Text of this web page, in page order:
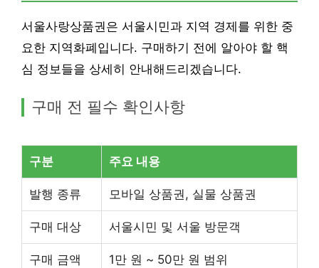
서울사랑상품권은 서울시민과 지역 경제를 위한 중
요한 지역화폐입니다. 구매하기 전에 알아야 할 핵
심 정보들을 상세히 안내해드리겠습니다.
구매 전 필수 확인사항
구분 주요 내용
발행 종류 모바일 상품권, 실물 상품권
구매 대상 서울시민 및 서울 방문객
구매 금액 1만 원 ~ 50만 원 범위